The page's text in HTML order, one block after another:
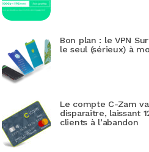
Bon plan : le VPN
le seul (sérieux) à
Le compte C-Zam va
disparaitre, laissant
clients à l’abandon